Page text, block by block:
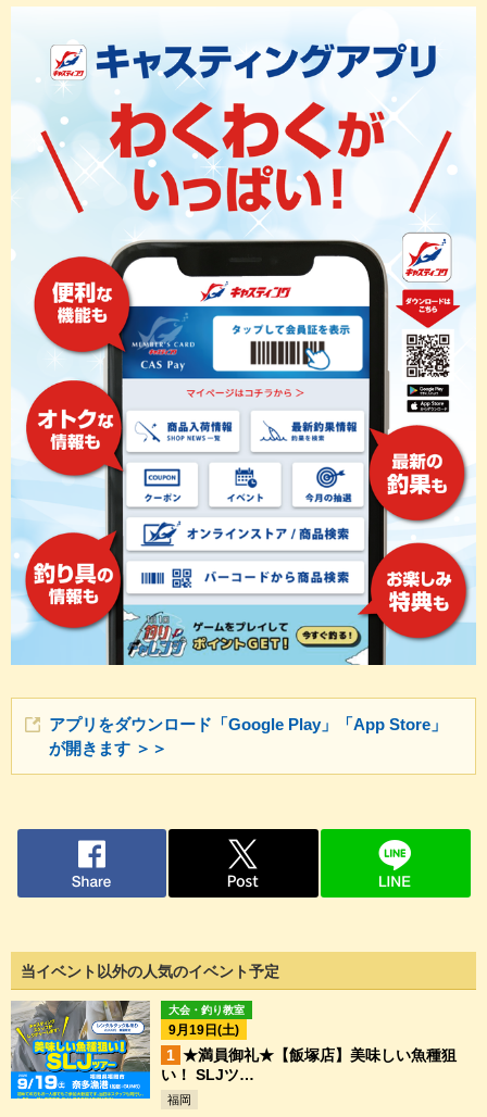
アプリをダウンロード「Google Play」「App Store」
が開きます ＞＞
当イベント以外の人気のイベント予定
大会・釣り教室
9月19日(土)
★満員御礼★【飯塚店】美味しい魚種狙
い！ SLJツ…
福岡